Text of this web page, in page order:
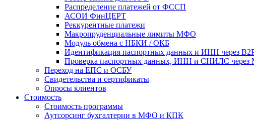
Распределение платежей от ФССП
АСОИ ФинЦЕРТ
Реккурентные платежи
Макропруденциальные лимиты МФО
Модуль обмена с НБКИ / ОКБ
Идентификация паспортных данных и ИНН через
Проверка паспортных данных, ИНН и СНИЛС через
Переход на ЕПС и ОСБУ
Свидетельства и сертификаты
Опросы клиентов
Стоимость
Стоимость программы
Аутсорсинг бухгалтерии в МФО и КПК